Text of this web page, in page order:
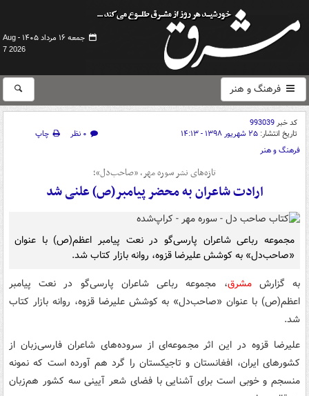
جمعه ۱۶ مرداد ۱۴۰۵ -
Aug
7 2026
فرهنگ و هنر
کد خبر993039
تاریخ انتشار: ۲۵ شهریور ۱۳۹۸ - ۱۴:۱۳ ۰ نظر
چاپ
فرهنگ و هنر
تازه‌های نشر سوره مهر، «صاحب‌دل»؛
ارادت شاعران به محضر پیامبر(ص) علنی شد
مجموعه رباعی شاعران پارسی‏‌گو در نعت پیامبر اعظم(ص) با عنوان
«صاحب‌دل» به کوشش علیرضا قزوه، روانه بازار کتاب شد.
به گزارشمشرق، مجموعه رباعی شاعران پارسی‏‌گو در نعت پیامبر
اعظم(ص) با عنوان «صاحب‌دل» به کوشش علیرضا قزوه، روانه بازار کتاب
شد.
علیرضا قزوه در این اثر مجموعه‌ای از سروده‌های شاعران فارسی‌زبان از
کشورهای ایران، افغانستان و تاجیکستان را گرد هم آورده است که نمونه
منسجم و خوبی است برای آشنایی با فضای شعر آیینی سه کشور هم‌زبان